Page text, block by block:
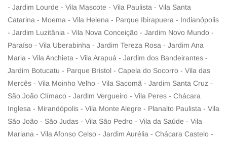
- Jardim Lourde - Vila Mascote - Vila Paulista - Vila Santa
Catarina - Moema - Vila Helena - Parque Ibirapuera - Indianópolis
- Jardim Luzitânia - Vila Nova Conceição - Jardim Novo Mundo -
Paraíso - Vila Uberabinha - Jardim Tereza Rosa - Jardim Ana
Maria - Vila Anchieta - Vila Arapuá - Jardim dos Bandeirantes -
Jardim Botucatu - Parque Bristol - Capela do Socorro - Vila das
Mercês - Vila Moinho Velho - Vila Sacomã - Jardim Santa Cruz -
São João Clímaco - Jardim Vergueiro - Vila Peres - Chácara
Inglesa - Mirandópolis - Vila Monte Alegre - Planalto Paulista - Vila
São João - São Judas - Vila São Pedro - Vila da Saúde - Vila
Mariana - Vila Afonso Celso - Jardim Aurélia - Chácara Castelo -